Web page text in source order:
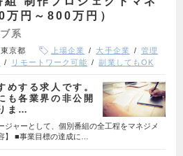
万円～800万円）
系
東京都 上場企業 大手企業
管理
リモートワーク可能 副業してもOK
めする求人です。
も各業界の非公開
ま…
ジャーとして、個別番組の全工程をマネジメ
】 ■事業目標の達成に…